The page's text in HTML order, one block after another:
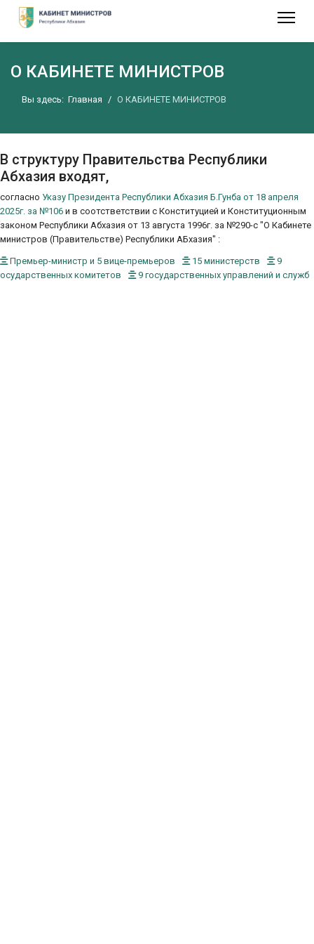
О КАБИНЕТЕ МИНИСТРОВ
Вы здесь: Главная О КАБИНЕТЕ МИНИСТРОВ
В структуру Правительства Республики
Абхазия входят,
согласно Указу Президента Республики Абхазия Б.Гунба от 18 апреля
2025г. за №106 и в соотстветствии с Конституцией и Конституционным
законом Республики Абхазия от 13 августа 1996г. за №290-с "О Кабинете
министров (Правительстве) Республики АБхазия" :
Премьер-министр и 5 вице-премьеров 15 министерств
9
комитетов
9 государственных управлений и служб